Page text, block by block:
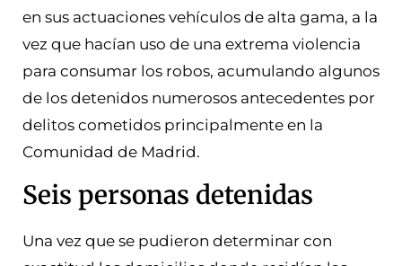
en sus actuaciones vehículos de alta gama, a la
vez que hacían uso de una extrema violencia
para consumar los robos, acumulando algunos
de los detenidos numerosos antecedentes por
delitos cometidos principalmente en la
Comunidad de Madrid.
Seis personas detenidas
Una vez que se pudieron determinar con